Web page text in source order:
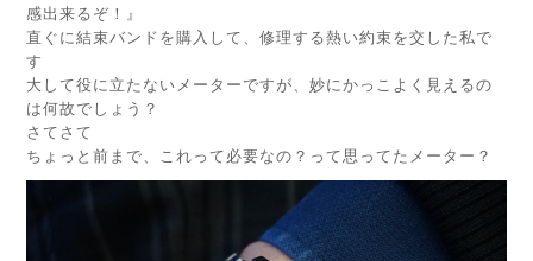
感出来るぞ！』
直ぐに結束バンドを購入して、修理する熱い約束を交した私で
す
大して役に立たないメーターですが、妙にかっこよく見えるの
は何故でしょう？
さてさて
ちょっと前まで、これって必要なの？って思ってたメーター？